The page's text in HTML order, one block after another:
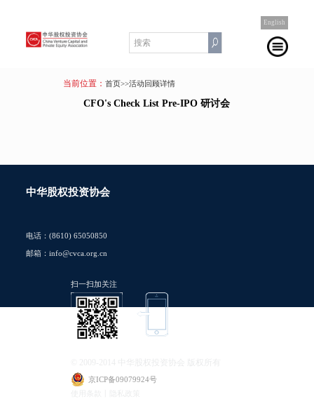
English
当前位置： 首页>>活动回顾详情
CFO's Check List Pre-IPO 研讨会
中华股权投资协会
电话：(8610) 65050850
邮箱：info@cvca.org.cn
扫一扫加关注
京ICP备09079924号